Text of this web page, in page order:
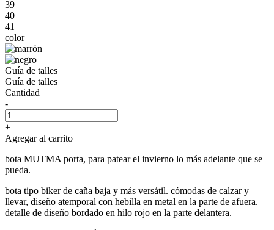
39
40
41
color
Guía de talles
Guía de talles
Cantidad
-
+
Agregar al carrito
bota MUTMA porta, para patear el invierno lo más adelante que se
pueda.
bota tipo biker de caña baja y más versátil. cómodas de calzar y
llevar, diseño atemporal con hebilla en metal en la parte de afuera.
detalle de diseño bordado en hilo rojo en la parte delantera.